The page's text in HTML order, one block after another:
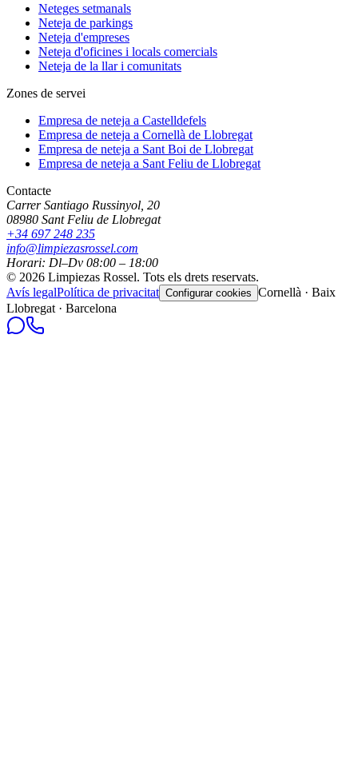
Neteges setmanals
Neteja de parkings
Neteja d'empreses
Neteja d'oficines i locals comercials
Neteja de la llar i comunitats
Zones de servei
Empresa de neteja a Castelldefels
Empresa de neteja a Cornellà de Llobregat
Empresa de neteja a Sant Boi de Llobregat
Empresa de neteja a Sant Feliu de Llobregat
Contacte
Carrer Santiago Russinyol, 20
08980 Sant Feliu de Llobregat
+34 697 248 235
info@limpiezasrossel.com
Horari: Dl–Dv 08:00 – 18:00
© 2026 Limpiezas Rossel. Tots els drets reservats.
Avís legalPolítica de privacitat Configurar cookies Cornellà · Baix
Llobregat · Barcelona